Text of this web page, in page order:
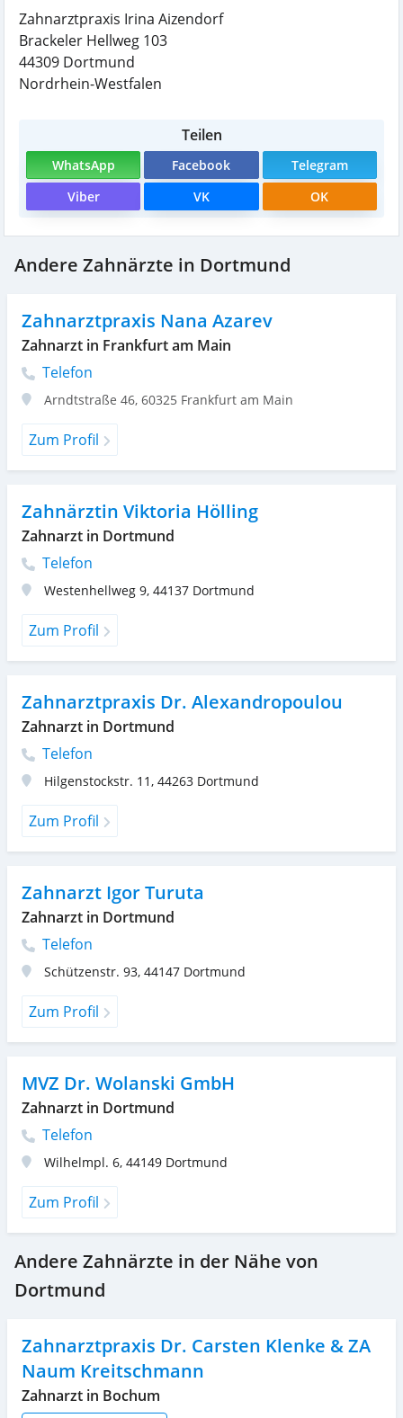
Zahnarztpraxis Irina Aizendorf
Brackeler Hellweg 103
44309 Dortmund
Nordrhein-Westfalen
Teilen
WhatsApp Facebook
Telegram
Viber
VK OK
Andere Zahnärzte in Dortmund
Zahnarztpraxis Nana Azarev
Zahnarzt in Frankfurt am Main
Telefon
Arndtstraße 46, 60325 Frankfurt am Main
Zum Profil
Zahnärztin Viktoria Hölling
Zahnarzt in Dortmund
Telefon
Westenhellweg 9, 44137 Dortmund
Zum Profil
Zahnarztpraxis Dr. Alexandropoulou
Zahnarzt in Dortmund
Telefon
Hilgenstockstr. 11 , 44263 Dortmund
Zum Profil
Zahnarzt Igor Turuta
Zahnarzt in Dortmund
Telefon
Schützenstr. 93, 44147 Dortmund
Zum Profil
MVZ Dr. Wolanski GmbH
Zahnarzt in Dortmund
Telefon
Wilhelmpl. 6, 44149 Dortmund
Zum Profil
Andere Zahnärzte in der Nähe von
Dortmund
Zahnarztpraxis Dr. Carsten Klenke & ZA
Naum Kreitschmann
Zahnarzt in Bochum